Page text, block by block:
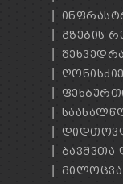
ᲒᲖᲔᲑᲘᲡ
ᲨᲔᲮᲕᲔᲓᲠᲐ
ᲑᲐᲕᲨᲕᲗᲐ
ᲛᲘᲚᲝᲪᲕᲐ